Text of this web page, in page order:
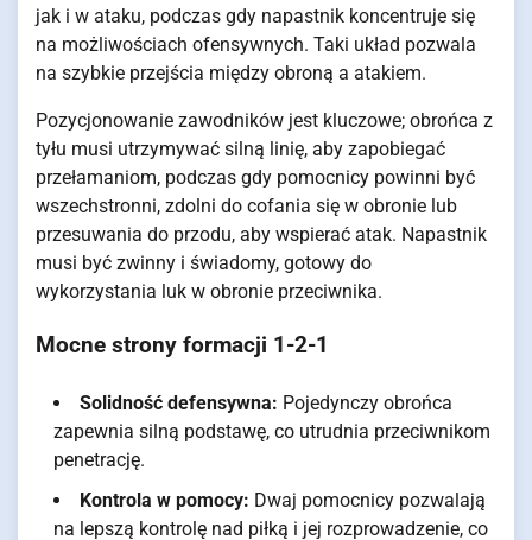
jak i w ataku, podczas gdy napastnik koncentruje się
na możliwościach ofensywnych. Taki układ pozwala
na szybkie przejścia między obroną a atakiem.
Pozycjonowanie zawodników jest kluczowe; obrońca z
tyłu musi utrzymywać silną linię, aby zapobiegać
przełamaniom, podczas gdy pomocnicy powinni być
wszechstronni, zdolni do cofania się w obronie lub
przesuwania do przodu, aby wspierać atak. Napastnik
musi być zwinny i świadomy, gotowy do
wykorzystania luk w obronie przeciwnika.
Mocne strony formacji 1-2-1
Solidność defensywna: Pojedynczy obrońca
zapewnia silną podstawę, co utrudnia przeciwnikom
penetrację.
Kontrola w pomocy: Dwaj pomocnicy pozwalają
na lepszą kontrolę nad piłką i jej rozprowadzenie, co